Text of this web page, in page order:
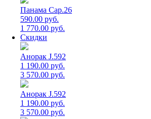
Панама Cap.26
590.00 руб.
1 770.00 руб.
Скидки
Анорак J.592
1 190.00 руб.
3 570.00 руб.
Анорак J.592
1 190.00 руб.
3 570.00 руб.